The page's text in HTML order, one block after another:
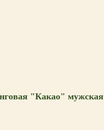
"Какао" мужская